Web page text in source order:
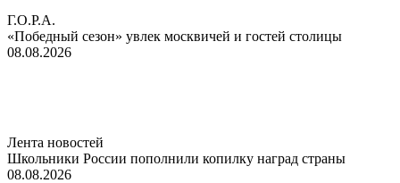
Г.О.Р.А.
«Победный сезон» увлек москвичей и гостей столицы
08.08.2026
Лента новостей
Школьники России пополнили копилку наград страны
08.08.2026